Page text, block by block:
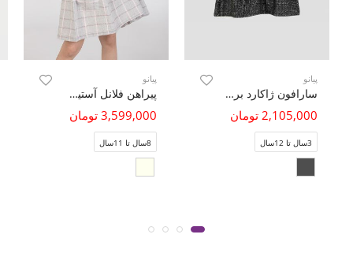
پیانو
سارافون ژاکارد برفکی پیلی دار
2,105,000 تومان
3سال تا 12سال
پیانو
پیراهن فلانل آستین بلند
3,599,000 تومان
8سال تا 11سال